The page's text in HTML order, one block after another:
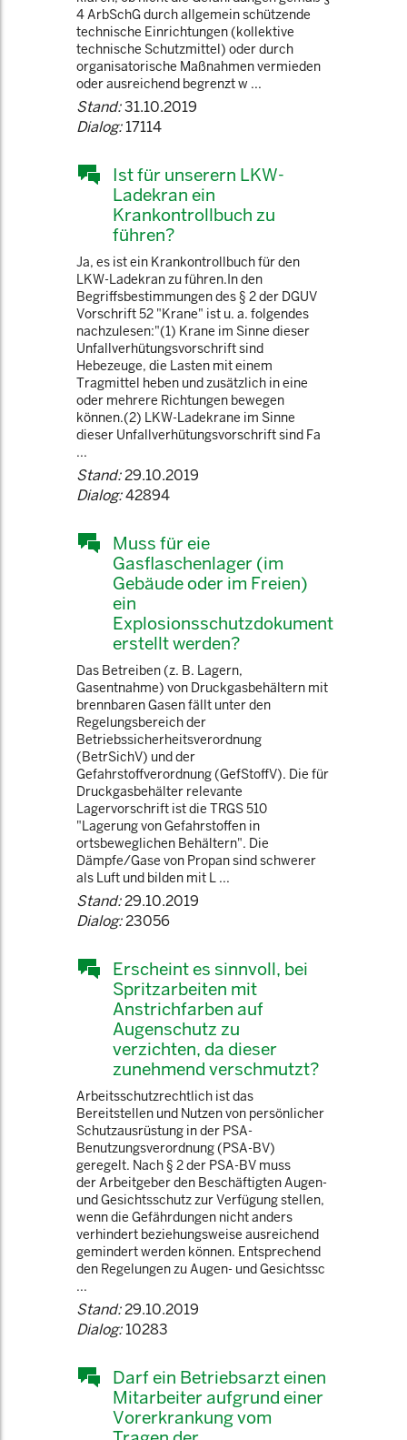
4 ArbSchG durch allgemein schützende
technische Einrichtungen (kollektive
technische Schutzmittel) oder durch
organisatorische Maßnahmen vermieden
oder ausreichend begrenzt w ...
Stand:31.10.2019
Dialog:17114
Ist für unserern LKW-
Ladekran ein
Krankontrollbuch zu
führen?
Ja, es ist ein Krankontrollbuch für den
LKW-Ladekran zu führen.In den
Begriffsbestimmungen des § 2 der DGUV
Vorschrift 52 "Krane" ist u. a. folgendes
nachzulesen:"(1) Krane im Sinne dieser
Unfallverhütungsvorschrift sind
Hebezeuge, die Lasten mit einem
Tragmittel heben und zusätzlich in eine
oder mehrere Richtungen bewegen
können.(2) LKW-Ladekrane im Sinne
dieser Unfallverhütungsvorschrift sind Fa
...
Stand:29.10.2019
Dialog:42894
Muss für eie
Gasflaschenlager (im
Gebäude oder im Freien)
ein
Explosionsschutzdokument
erstellt werden?
Das Betreiben (z. B. Lagern,
Gasentnahme) von Druckgasbehältern mit
brennbaren Gasen fällt unter den
Regelungsbereich der
Betriebssicherheitsverordnung
(BetrSichV) und der
Gefahrstoffverordnung (GefStoffV). Die für
Druckgasbehälter relevante
Lagervorschrift ist die TRGS 510
"Lagerung von Gefahrstoffen in
ortsbeweglichen Behältern". Die
Dämpfe/Gase von Propan sind schwerer
als Luft und bilden mit L ...
Stand:29.10.2019
Dialog:23056
Erscheint es sinnvoll, bei
Spritzarbeiten mit
Anstrichfarben auf
Augenschutz zu
verzichten, da dieser
zunehmend verschmutzt?
Arbeitsschutzrechtlich ist das
Bereitstellen und Nutzen von persönlicher
Schutzausrüstung in der PSA-
Benutzungsverordnung (PSA-BV)
geregelt. Nach § 2 der PSA-BV muss
der Arbeitgeber den Beschäftigten Augen-
und Gesichtsschutz zur Verfügung stellen,
wenn die Gefährdungen nicht anders
verhindert beziehungsweise ausreichend
gemindert werden können. Entsprechend
den Regelungen zu Augen- und Gesichtssc
...
Stand:29.10.2019
Dialog:10283
Darf ein Betriebsarzt einen
Mitarbeiter aufgrund einer
Vorerkrankung vom